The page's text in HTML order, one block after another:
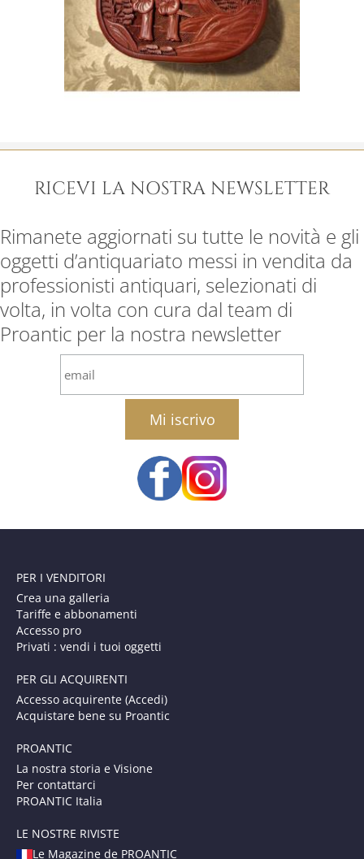
RICEVI LA NOSTRA NEWSLETTER
Rimanete aggiornati su tutte le novità e gli
oggetti d’antiquariato messi in vendita da
professionisti antiquari, selezionati di
volta, in volta con cura dal team di
Proantic per la nostra newsletter
email
PER I VENDITORI
Crea una galleria
Tariffe e abbonamenti
Accesso pro
Privati : vendi i tuoi oggetti
PER GLI ACQUIRENTI
Accesso acquirente (Accedi)
Acquistare bene su Proantic
PROANTIC
La nostra storia e Visione
Per contattarci
PROANTIC Italia
LE NOSTRE RIVISTE
Le Magazine de PROANTIC